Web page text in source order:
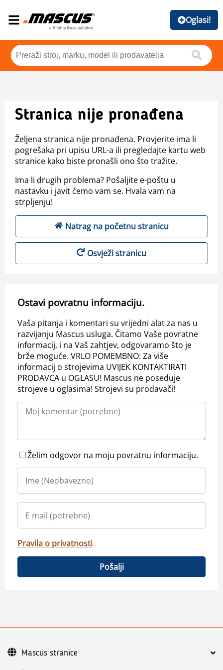
Oglasi!
Stranica nije pronađena
Željena stranica nije pronađena. Provjerite ima li
pogrešaka pri upisu URL-a ili pregledajte kartu web
stranice kako biste pronašli ono što tražite.
Ima li drugih problema? Pošaljite e-poštu u
nastavku i javit ćemo vam se. Hvala vam na
strpljenju!
Natrag na početnu stranicu
Osvježi stranicu
Ostavi povratnu informaciju.
Vaša pitanja i komentari su vrijedni alat za nas u
razvijanju Mascus usluga. Čitamo Vaše povratne
informacij, i na Vaš zahtjev, odgovaramo što je
brže moguće. VRLO POMEMBNO: Za više
informacij o strojevima UVIJEK KONTAKTIRATI
PRODAVCA u OGLASU! Mascus ne poseduje
strojeve u oglasima! Strojevi su prodavači!
Želim odgovor na moju povratnu informaciju.
Pravila o privatnosti
Pošalji
Mascus stranice